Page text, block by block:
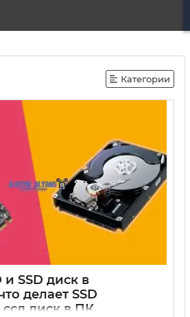
Категории
и SSD диск в
делает SSD
диск в ПК